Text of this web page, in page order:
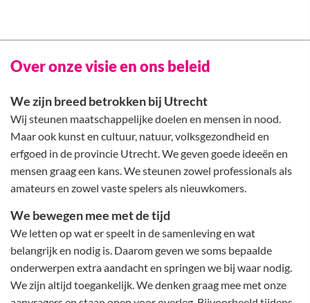
Over onze visie en ons beleid
We zijn breed betrokken bij Utrecht
Wij steunen maatschappelijke doelen en mensen in nood.
Maar ook kunst en cultuur, natuur, volksgezondheid en
erfgoed in de provincie Utrecht. We geven goede ideeën en
mensen graag een kans. We steunen zowel professionals als
amateurs en zowel vaste spelers als nieuwkomers.
We bewegen mee met de tijd
We letten op wat er speelt in de samenleving en wat
belangrijk en nodig is. Daarom geven we soms bepaalde
onderwerpen extra aandacht en springen we bij waar nodig.
We zijn altijd toegankelijk. We denken graag mee met onze